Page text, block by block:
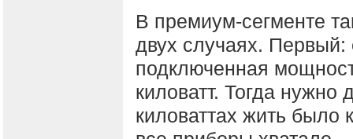
В премиум-сегменте
двух случаях.
подключенная
киловатт. Тогда нужно
киловаттах жить было